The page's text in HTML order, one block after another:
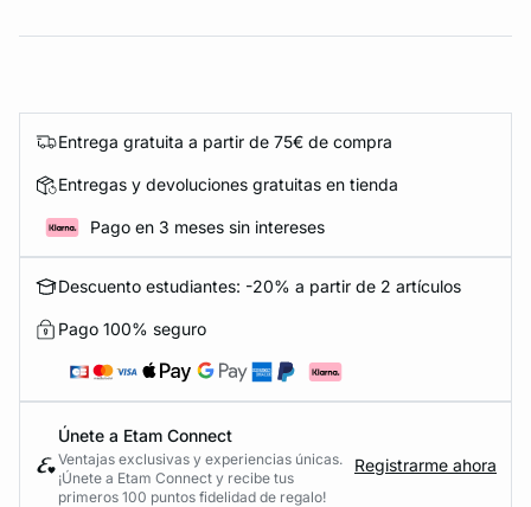
Entrega gratuita a partir de 75€ de compra
Entregas y devoluciones gratuitas en tienda
Pago en 3 meses sin intereses
Descuento estudiantes: -20% a partir de 2 artículos
Pago 100% seguro
Únete a Etam Connect
Ventajas exclusivas y experiencias únicas.
¡Únete a Etam Connect y recibe tus
primeros 100 puntos fidelidad de regalo!
Registrarme ahora